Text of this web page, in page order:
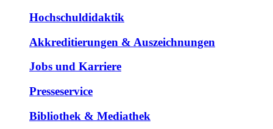
Hochschuldidaktik
Akkreditierungen & Auszeichnungen
Jobs und Karriere
Presseservice
Bibliothek & Mediathek